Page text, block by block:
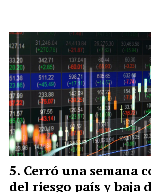
Cerró una semana
del riesgo país y baja